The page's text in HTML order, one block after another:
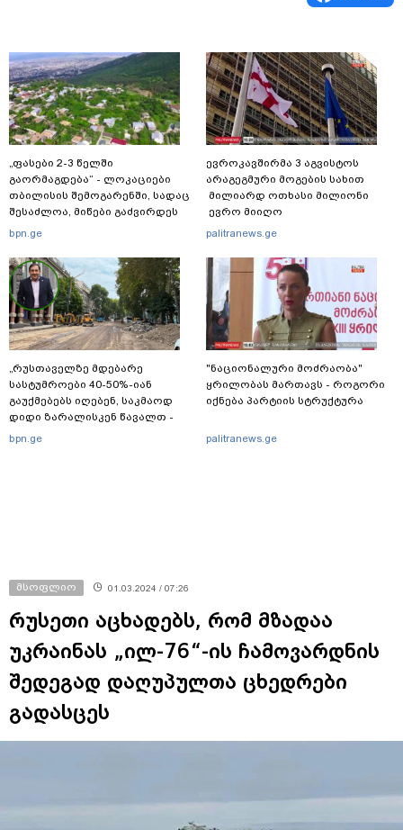
„ფასები 2-3 წელში
გაორმაგდება“ - ლოკაციები
თბილისის შემოგარენში, სადაც
შესაძლოა, მიწები გაძვირდეს
bpn.ge
„რუსთაველზე მდებარე
სასტუმროები 40-50%-იან
გაუქმებებს იღებენ, საკმაოდ
დიდი ზარალისკენ წავალთ -
მეგონა, ვიღაც მოიფიქრებდა
bpn.ge
ევროკავშირმა 3 აგვისტოს
არაგეგმური მოგების სახით
მილიარდ ოთხასი მილიონი
ევრო მიიღო
palitranews.ge
"ნაციონალური მოძრაობა"
ყრილობას მართავს - როგორი
იქნება პარტიის სტრუქტურა
palitranews.ge
მსოფლიო 01.03.2024 / 07:26
რუსეთი აცხადებს, რომ მზადაა
უკრაინას „ილ-76“-ის ჩამოვარდნის
შედეგად დაღუპულთა ცხედრები
გადასცეს